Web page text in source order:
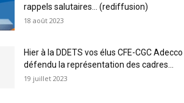
rappels salutaires… (rediffusion)
18 août 2023
Hier à la DDETS vos élus CFE-CGC
défendu la représentation des cadres...
19 juillet 2023